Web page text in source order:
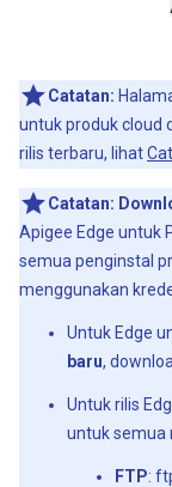
Catatan:
untuk produk cloud
rilis terbaru, lihat
Catatan:
Apigee Edge untuk
semua penginstal
menggunakan
Untuk Edge
baru,
Untuk rilis
untuk semua
FTP: